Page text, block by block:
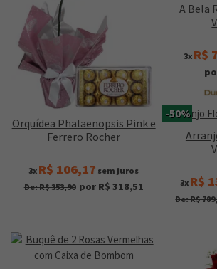
Orquídea Phalaenopsis Pink e
Ferrero Rocher
3x R$ 106,17 sem juros
De: R$ 353,90 por R$ 318,51
A Bela
3x R$
-50%
3x R$
De: R$